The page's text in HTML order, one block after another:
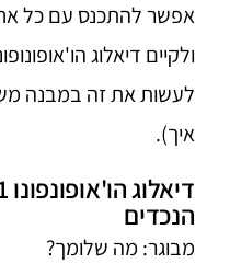
אפשר להתכנס עם כל
ולקיים דיאלוג
לעשות את זה במבנה
איך).
הנכדים
מבוגר: מה שלומך?